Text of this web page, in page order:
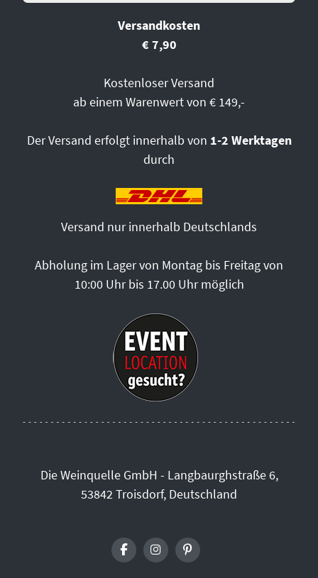
Versandkosten
€ 7,90
Kostenloser Versand
ab einem Warenwert von € 149,-
Der Versand erfolgt innerhalb von 1-2 Werktagen
durch
Versand nur innerhalb Deutschlands
Abholung im Lager von Montag bis Freitag von
10:00 Uhr bis 17.00 Uhr möglich
Die Weinquelle GmbH - Langbaurghstraße 6,
53842 Troisdorf, Deutschland